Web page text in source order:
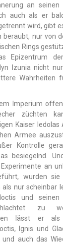
an seinen
auch als er
wird, gibt
beraubt, nur von
Rings
Epizentrum der
Izunia nicht
Wahrheiten
Imperium
züchten
Kaiser
Armee
Kontrolle
besiegelnd.
an
wurden
als nur scheinbar
und seinen
zu
lässt er als
Ignis und
auch das